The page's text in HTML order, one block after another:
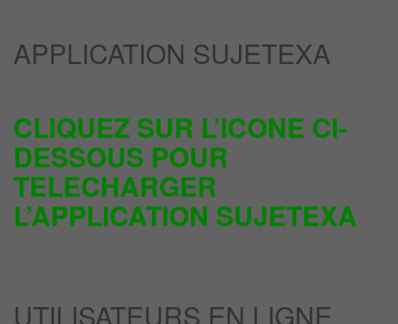
APPLICATION SUJETEXA
CLIQUEZ SUR L’ICONE CI-
DESSOUS POUR
TELECHARGER
L’APPLICATION SUJETEXA
UTILISATEURS EN LIGNE